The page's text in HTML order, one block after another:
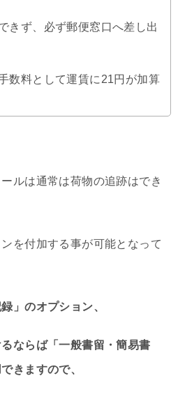
きず、必ず郵便窓口へ差し出
数料として運賃に21円が加算
ルは通常は荷物の追跡はでき
を付加する事が可能となって
」のオプション、
ならば「一般書留・簡易書
きますので、